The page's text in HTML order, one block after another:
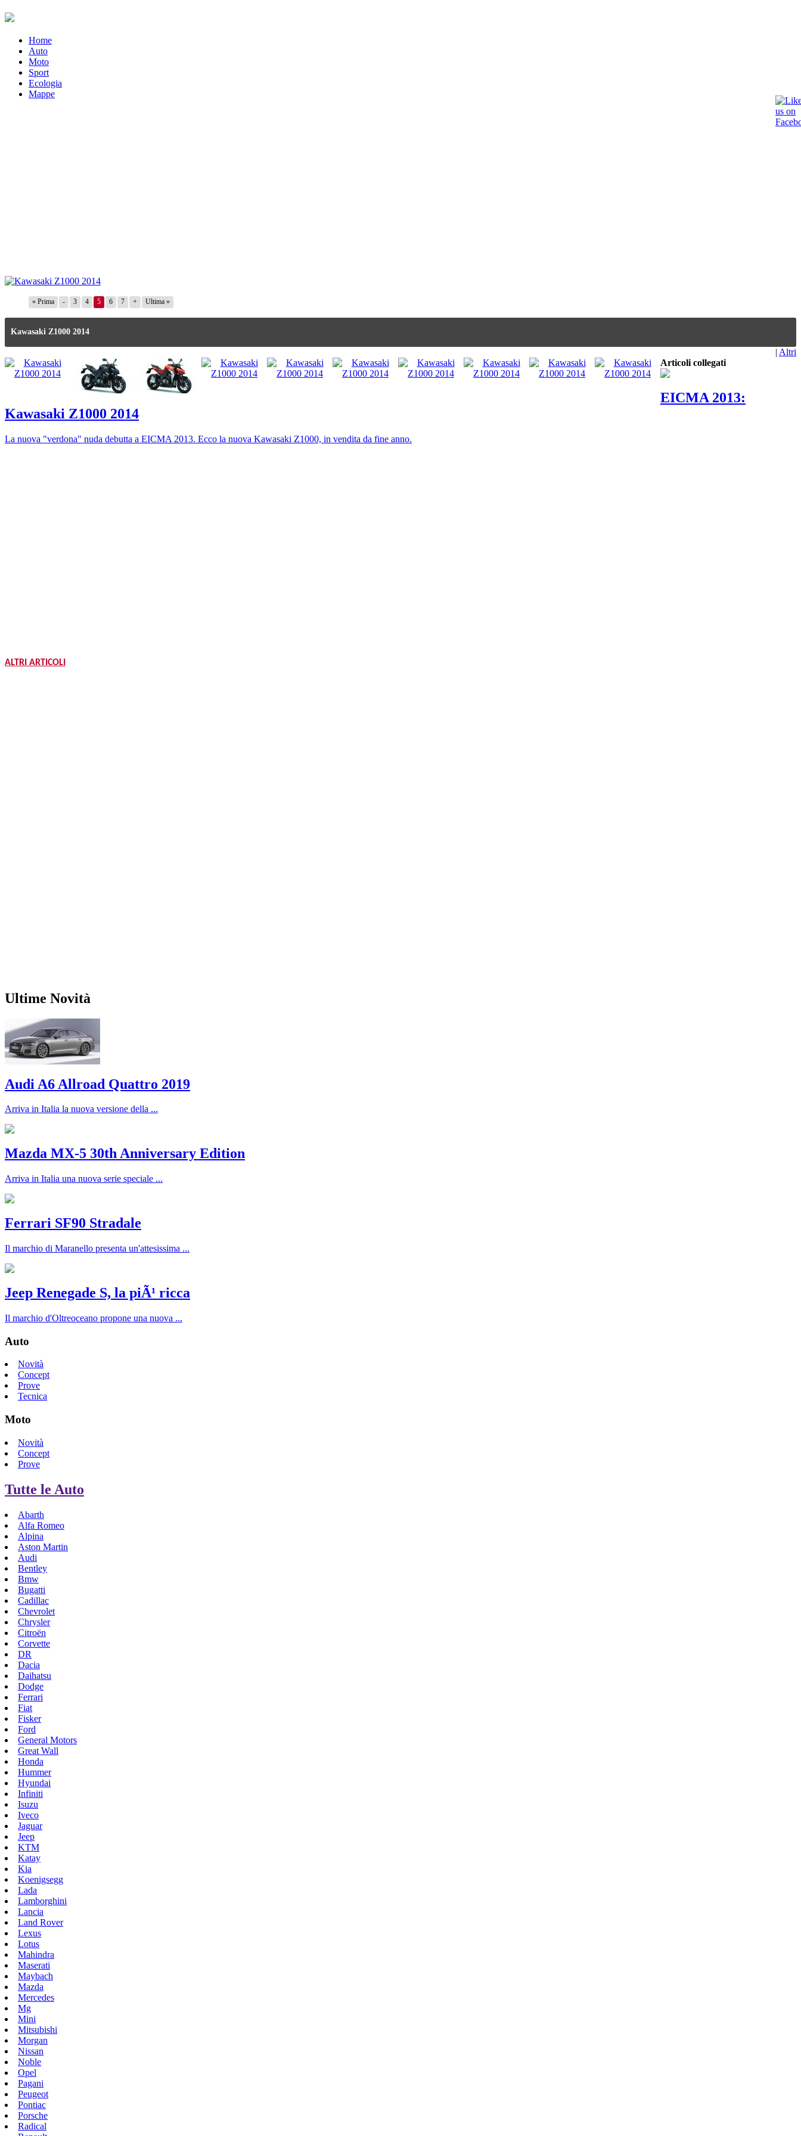
Home
Auto
Moto
Sport
Ecologia
Mappe
« Prima - 3 4 5 6 7 + Ultima »
Kawasaki Z1000 2014
| Altri
Articoli collegati
EICMA 2013:
Kawasaki Z1000 2014
La nuova "verdona" nuda debutta a EICMA 2013. Ecco la nuova Kawasaki Z1000, in vendita da fine anno.
ALTRI ARTICOLI
Ultime Novità
Audi A6 Allroad Quattro 2019
Arriva in Italia la nuova versione della ...
Mazda MX-5 30th Anniversary Edition
Arriva in Italia una nuova serie speciale ...
Ferrari SF90 Stradale
Il marchio di Maranello presenta un'attesissima ...
Jeep Renegade S, la piÃ¹ ricca
Il marchio d'Oltreoceano propone una nuova ...
Auto
Novità
Concept
Prove
Tecnica
Moto
Novità
Concept
Prove
Tutte le Auto
Abarth
Alfa Romeo
Alpina
Aston Martin
Audi
Bentley
Bmw
Bugatti
Cadillac
Chevrolet
Chrysler
Citroën
Corvette
DR
Dacia
Daihatsu
Dodge
Ferrari
Fiat
Fisker
Ford
General Motors
Great Wall
Honda
Hummer
Hyundai
Infiniti
Isuzu
Iveco
Jaguar
Jeep
KTM
Katay
Kia
Koenigsegg
Lada
Lamborghini
Lancia
Land Rover
Lexus
Lotus
Mahindra
Maserati
Maybach
Mazda
Mercedes
Mg
Mini
Mitsubishi
Morgan
Nissan
Noble
Opel
Pagani
Peugeot
Pontiac
Porsche
Radical